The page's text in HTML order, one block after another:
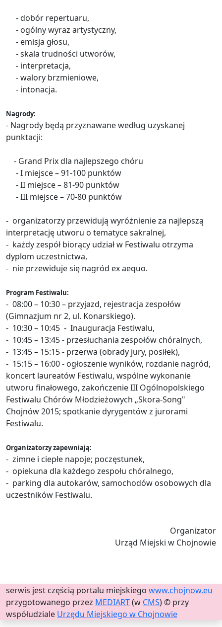
- dobór repertuaru,
- ogólny wyraz artystyczny,
- emisja głosu,
- skala trudności utworów,
- interpretacja,
- walory brzmieniowe,
- intonacja.
Nagrody:
- Nagrody będą przyznawane według uzyskanej
punktacji:
- Grand Prix dla najlepszego chóru
- I miejsce – 91-100 punktów
- II miejsce – 81-90 punktów
- III miejsce – 70-80 punktów
- organizatorzy przewidują wyróżnienie za najlepszą
interpretację utworu o tematyce sakralnej,
- każdy zespół biorący udział w Festiwalu otrzyma
dyplom uczestnictwa,
- nie przewiduje się nagród ex aequo.
Program Festiwalu:
- 08:00 – 10:30 – przyjazd, rejestracja zespołów
(Gimnazjum nr 2, ul. Konarskiego).
- 10:30 – 10:45 - Inauguracja Festiwalu,
- 10:45 – 13:45 - przesłuchania zespołów chóralnych,
- 13:45 – 15:15 - przerwa (obrady jury, posiłek),
- 15:15 – 16:00 - ogłoszenie wyników, rozdanie nagród,
koncert laureatów Festiwalu, wspólne wykonanie
utworu finałowego, zakończenie III Ogólnopolskiego
Festiwalu Chórów Młodzieżowych „Skora-Song"
Chojnów 2015; spotkanie dyrygentów z jurorami
Festiwalu.
Organizatorzy zapewniają:
- zimne i ciepłe napoje; poczęstunek,
- opiekuna dla każdego zespołu chóralnego,
- parking dla autokarów, samochodów osobowych dla
uczestników Festiwalu.
Organizator
Urząd Miejski w Chojnowie
serwis jest częścią portalu miejskiego www.chojnow.eu
przygotowanego przez MEDIART(w CMS) © przy
współudziale Urzędu Miejskiego w Chojnowie